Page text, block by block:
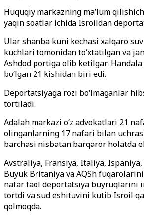
Huquqiy markazning ma’lum
yaqin soatlar ichida Isroildan
Ular shanba kuni kechasi xalqaro
kuchlari tomonidan to‘xtatilgan va
Ashdod portiga olib ketilgan Handala
bo‘lgan 21 kishidan biri edi.
Deportatsiyaga rozi bo‘lmaganlar
tortiladi.
Adalah markazi o‘z advokatlari 21
olinganlarning 17 nafari bilan
barchasi nisbatan barqaror holatda
Avstraliya, Fransiya, Italiya,
Buyuk Britaniya va AQSh fuqarolarini
nafar faol deportatsiya buyruqlarini
tortdi va sud eshituvini kutib Isroil
qolmoqda.